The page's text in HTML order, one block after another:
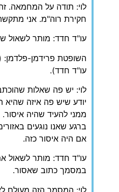
לוי: תודה על המחמאה.
חקירת רוה"מ. אני
עו"ד חדד: מותר לשאול
השופטת פרידמן-
עו"ד חדד).
לוי: יש פה שאלות
יודע שיש פה איזה
ממני להעיד שהיה איסור.
ברגע שאנו נוגעים
אם היה איסור כזה.
עו"ד חדד: מותר לשאול
במסמך כתוב שאסור.
לוי: המסמך הזה מעולם